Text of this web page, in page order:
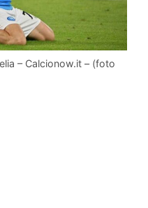
– Calcionow.it – (foto